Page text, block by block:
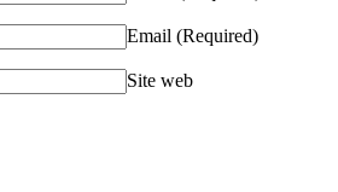
Email (Required)
Site web